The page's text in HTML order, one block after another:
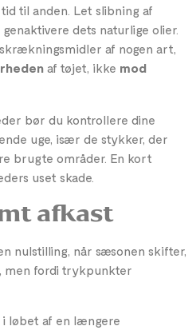
til anden. Let slibning af
dets naturlige olier.
af nogen art,
af ​​tøjet, ikke mod
bør du kontrollere dine
uge, især de stykker, der
brugte områder. En kort
uset skade.
afkast
nulstilling, når sæsonen skifter,
men fordi trykpunkter
i løbet af en længere